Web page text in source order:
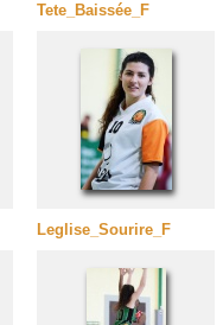
Tete_Baissée_F
Leglise_Sourire_F